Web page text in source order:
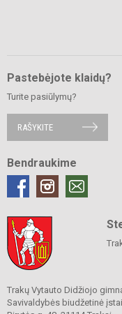
Pastebėjote klaidų?
Turite pasiūlymų?
RAŠYKITE
Bendraukime
Trakų Vytauto Didžiojo
Savivaldybės biudžetinė